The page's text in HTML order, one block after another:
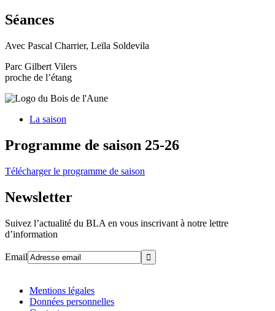
Séances
Avec Pascal Charrier, Leïla Soldevila
Parc Gilbert Vilers
proche de l’étang
La saison
Programme de saison 25-26
Télécharger le programme de saison
Newsletter
Suivez l’actualité du BLA en vous inscrivant à notre lettre
d’information
Email
Mentions légales
Données personnelles